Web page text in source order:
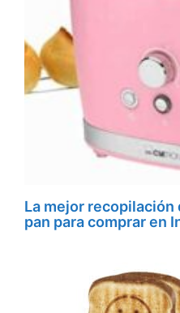
La mejor
pan para comprar en